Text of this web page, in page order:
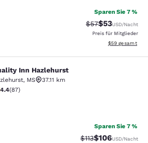
Sparen Sie 7 %
$57Vergünstigter
$53USD/Nacht
Preis für Mitglieder
Geschätzte
$59 gesamt
Hazlehurst
Inn Hazlehurst
, MS
37.11 km
Sterne-Bewertung. Hervorragend. 87 Bewertungen
4.4(87)
Sparen Sie 7 %
Durchgestrichener
$113Vergünstigter
$106USD/Nacht